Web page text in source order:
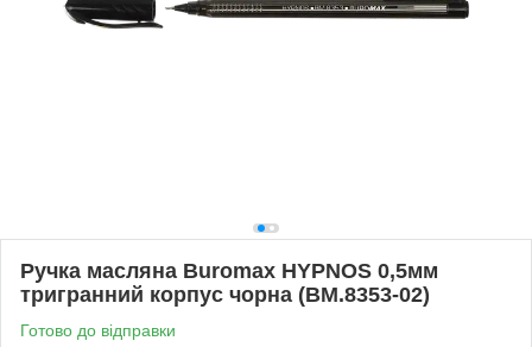
Ручка масляна Buromax HYPNOS 0,5мм
тригранний корпус чорна (BM.8353-02)
Готово до відправки